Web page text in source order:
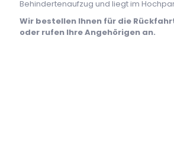
Behindertenaufzug und liegt im
Wir bestellen Ihnen für die
oder rufen Ihre Angehörigen an.